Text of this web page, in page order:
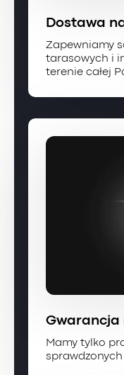
Dostawa
Zapewniamy
tarasowych i
terenie całej
Gwarancja
Mamy tylko